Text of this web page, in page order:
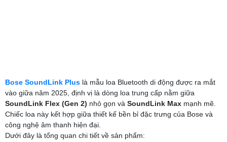
Bose SoundLink Plus là mẫu loa Bluetooth di động được ra mắt
vào giữa năm 2025, định vị là dòng loa trung cấp nằm giữa
SoundLink Flex (Gen 2) nhỏ gọn và SoundLink Max mạnh mẽ.
Chiếc loa này kết hợp giữa thiết kế bền bỉ đặc trưng của Bose và
công nghệ âm thanh hiện đại.
Dưới đây là tổng quan chi tiết về sản phẩm: